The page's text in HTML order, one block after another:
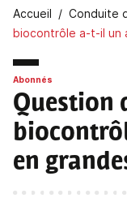
Fil d'Ariane
Accueil Conduite
biocontrôle a-t-il un
Abonnés
Question
en